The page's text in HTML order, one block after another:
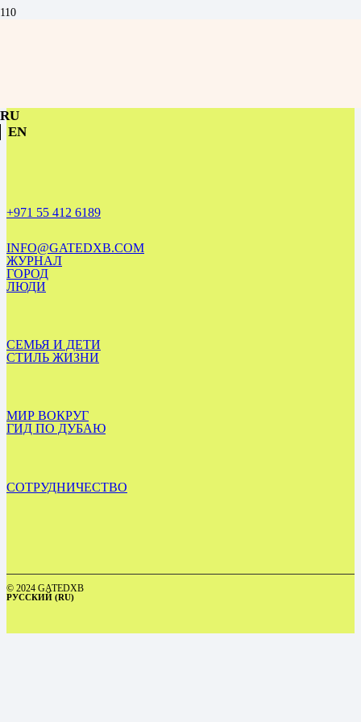
RU
EN
+971 55 412 6189
INFO@GATEDXB.COM
ЖУРНАЛ
ГОРОД
ЛЮДИ
СЕМЬЯ И ДЕТИ
СТИЛЬ ЖИЗНИ
МИР ВОКРУГ
ГИД ПО ДУБАЮ
СОТРУДНИЧЕСТВО
© 2024 GATEDXB
РУССКИЙ (RU)